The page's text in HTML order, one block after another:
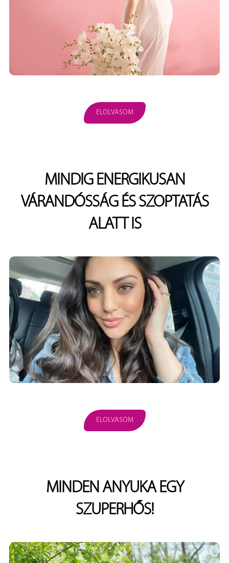
ELOLVASOM
MINDIG ENERGIKUSAN
VÁRANDÓSSÁG ÉS SZOPTATÁS
ALATT IS
ELOLVASOM
MINDEN ANYUKA EGY
SZUPERHŐS!